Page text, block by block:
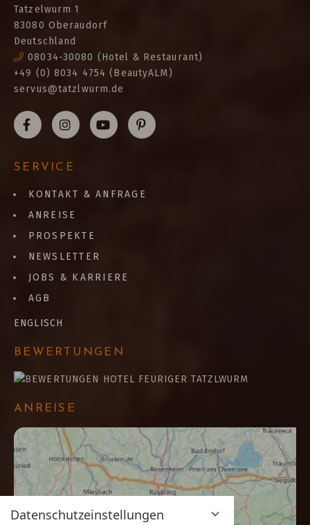
Datenschutzeinstellungen
Tatzelwurm 1
83080 Oberaudorf
Deutschland
08034-30080 (Hotel & Restaurant)
+49 (0) 8034 4754 (BeautyALM)
servus@tatzlwurm.de
SERVICE
KONTAKT & ANFRAGE
ANREISE
PROSPEKTE
NEWSLETTER
JOBS & KARRIERE
AGB
ENGLISCH
BEWERTUNGEN
ANREISE